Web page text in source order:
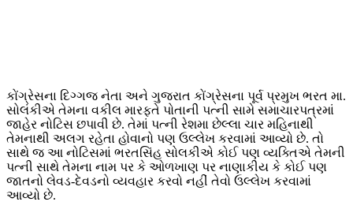
કોંગ્રેસના દિગ્ગજ નેતા અને ગુજરાત કોંગ્રેસના પૂર્વ પ્રમુખ ભરત મા.
સોલંકીએ તેમના વકીલ મારફતે પોતાની પત્ની સામે સમાચારપત્રમાં
જાહેર નોટિસ છપાવી છે. તેમાં પત્ની રેશમા છેલ્લા ચાર મહિનાથી
તેમનાથી અલગ રહેતા હોવાનો પણ ઉલ્લેખ કરવામાં આવ્યો છે. તો
સાથે જ આ નોટિસમાં ભરતસિંહ સોલકીએ કોઈ પણ વ્યક્તિએ તેમની
પત્ની સાથે તેમના નામ પર કે ઓળખાણ પર નાણાકીય કે કોઈ પણ
જાતનો લેવડ-દેવડનો વ્યવહાર કરવો નહીં તેવો ઉલ્લેખ કરવામાં
આવ્યો છે.